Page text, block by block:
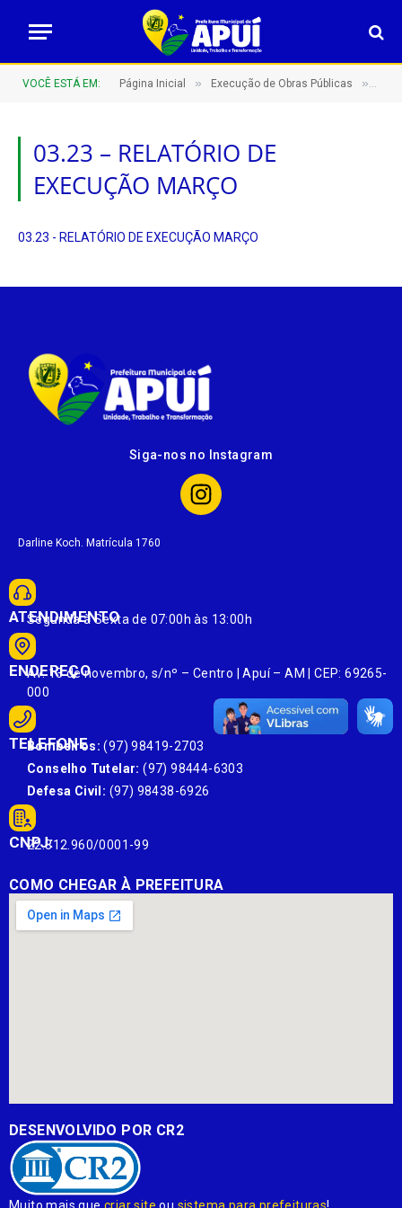
VOCÊ ESTÁ EM: Página Inicial » Execução de Obras Públicas »
03.23 – RELATÓRIO DE
EXECUÇÃO MARÇO
03.23 - RELATÓRIO DE EXECUÇÃO MARÇO
Siga-nos no Instagram
Darline Koch. Matrícula 1760
ATENDIMENTO
Segunda à Sexta de 07:00h às 13:00h
ENDEREÇO
Av. 13 de novembro, s/nº – Centro | Apuí – AM | CEP: 69265-
000
TELEFONE
Bombeiros: (97) 98419-2703
Conselho Tutelar: (97) 98444-6303
Defesa Civil: (97) 98438-6926
CNPJ:
22.812.960/0001-99
COMO CHEGAR À PREFEITURA
DESENVOLVIDO POR CR2